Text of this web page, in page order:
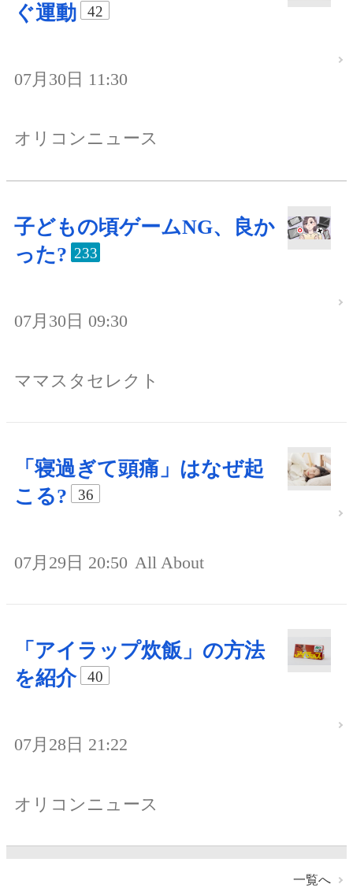
ぐ運動
42
07月30日 11:30
オリコンニュース
子どもの頃ゲームNG、良か
った? 233
07月30日 09:30
ママスタセレクト
「寝過ぎて頭痛」はなぜ起
こる?
36
07月29日 20:50 All About
「アイラップ炊飯」の方法
を紹介
40
07月28日 21:22
オリコンニュース
一覧へ